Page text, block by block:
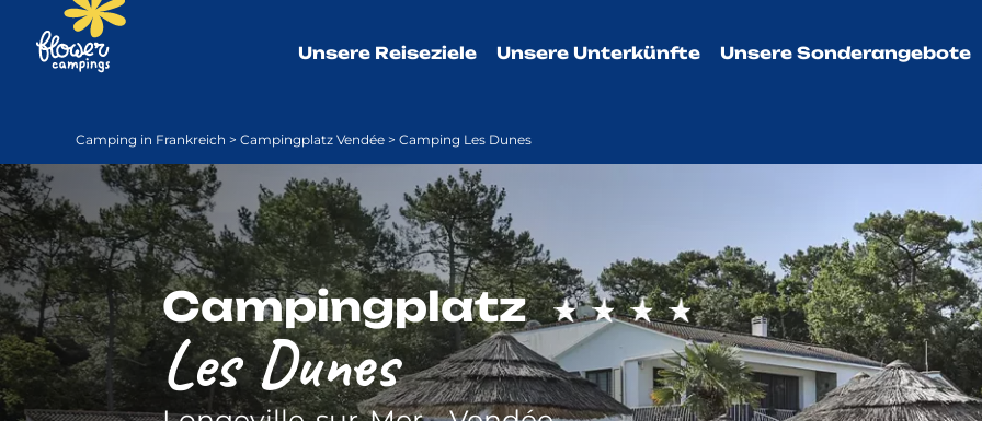
Unsere Reiseziele Unsere Unterkünfte Unsere Sonderangebote
Camping in Frankreich > Campingplatz Vendée > Camping Les Dunes
Campingplatz
Les Dunes